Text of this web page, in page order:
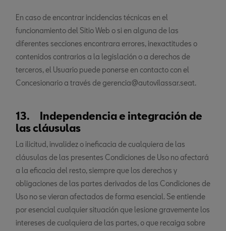
En caso de encontrar incidencias técnicas en el
funcionamiento del Sitio Web o si en alguna de las
diferentes secciones encontrara errores, inexactitudes o
contenidos contrarios a la legislación o a derechos de
terceros, el Usuario puede ponerse en contacto con el
Concesionario a través de gerencia@autovilassar.seat.
13. Independencia e integración de
las cláusulas
La ilicitud, invalidez o ineficacia de cualquiera de las
cláusulas de las presentes Condiciones de Uso no afectará
a la eficacia del resto, siempre que los derechos y
obligaciones de las partes derivados de las Condiciones de
Uso no se vieran afectados de forma esencial. Se entiende
por esencial cualquier situación que lesione gravemente los
intereses de cualquiera de las partes, o que recaiga sobre